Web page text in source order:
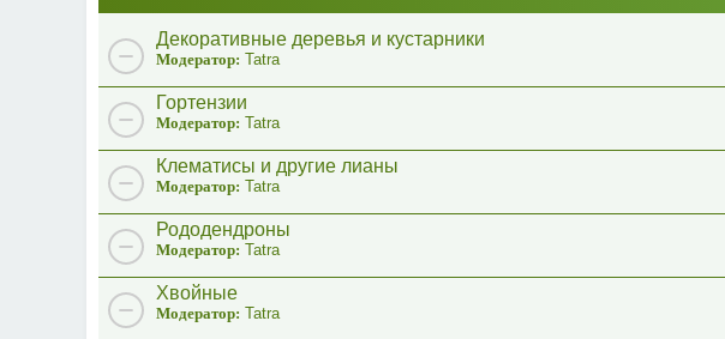
Декоративные деревья и кустарники
Модератор: Tatra
Гортензии
Модератор: Tatra
Клематисы и другие лианы
Модератор: Tatra
Рододендроны
Модератор: Tatra
Хвойные
Модератор: Tatra